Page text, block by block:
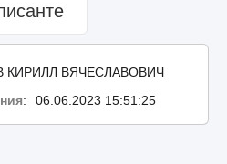
КИРИЛЛ ВЯЧЕСЛАВОВИЧ
: 06.06.2023 15:51:25